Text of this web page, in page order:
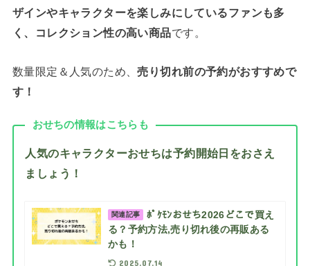
ザインやキャラクターを楽しみにしているファンも多
く、コレクション性の高い商品です。
数量限定＆人気のため、売り切れ前の予約がおすすめで
す！
おせちの情報はこちらも
人気のキャラクターおせちは予約開始日をおさえ
ましょう！
関連記事
ﾎﾟｹﾓﾝおせち2026どこで買え
る？予約方法,売り切れ後の再販ある
かも！
2025.07.14